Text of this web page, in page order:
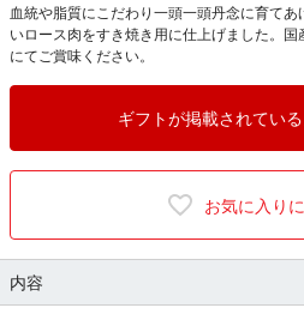
血統や脂質にこだわり一頭一頭丹念に育て
いロース肉をすき焼き用に仕上げました。
にてご賞味ください。
ギフトが掲載されてい
お気に入り
内容